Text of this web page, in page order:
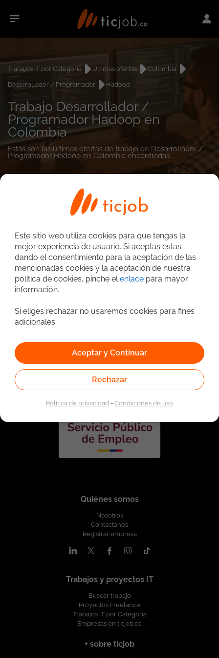
Trabajos IT por Categoría Últimas ofertas
Colombia
Desarrollador / Programador
Hadoop
Trabajo Desarrollador /
Programador Hadoop en
Colombia
Estás son las últimas ofertas de trabajo de Desarrollador /
Programador Hadoop en Colombia encontradas.
empleos encontrados
Búsqueda avanzada
Vinculado a la red de prestadores del Servicio Público de
Empleo. Autorizado por la Unidad Administrativa Especial
del Servicio Público de Empleo según Resolución No.
0026 del 17 de Enero de 2023,Ver resolución.
Quiénes somos
Nosotros
Contáctanos
Registrar empresa
Trabajos y proyectos IT
Buscar trabajo
Proyectos Freelance
Trabajos IT por Categoría
Empresas en ticjob.co
+ sobre ticjob
Este sitio web utiliza cookies para que tengas la
mejor experiencia de usuario. Si aceptas estas
dando el consentimiento para la aceptación de las
mencionadas cookies y la aceptación de nuestra
política de cookies, pinche elenlace para mayor
información.
Si eliges rechazar no usaremos cookies para fines
adicionales.
Aceptar y Continuar
Rechazar
Política de privacidad -Condiciones de uso